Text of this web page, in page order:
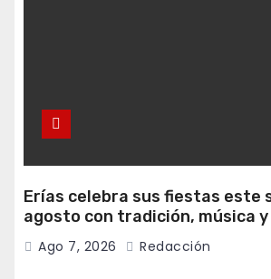
Erías celebra sus fiestas este
agosto con tradición, música
vecinal
Ago 7, 2026 Redacción